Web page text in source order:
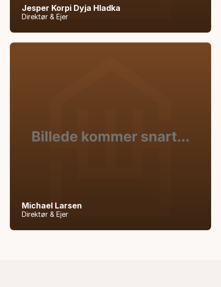
Jesper Korpi Dyja Hladka
Direktør & Ejer
Michael Larsen
Direktør & Ejer